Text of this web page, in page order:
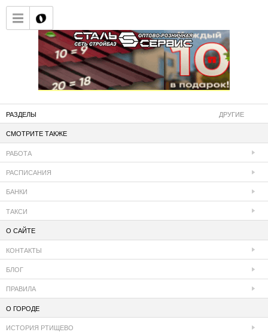
ДРУГИЕ
РАЗДЕЛЫ
СМОТРИТЕ ТАКЖЕ
РАБОТА
РАСПИСАНИЯ
БАНКИ
ТАКСИ
О САЙТЕ
КОНТАКТЫ
БЛОГ
ПРАВИЛА
О ГОРОДЕ
ИСТОРИЯ РТИЩЕВО